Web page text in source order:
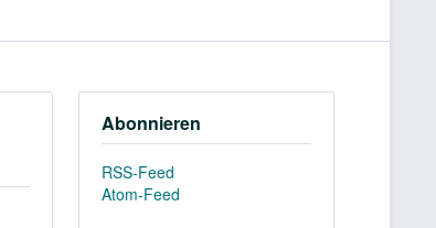
Abonnieren
RSS-Feed
Atom-Feed